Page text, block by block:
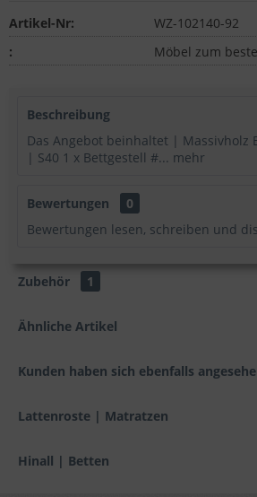
Artikel-Nr:
WZ-102140-92
:
Möbel zum
Beschreibung
Das Angebot beinhaltet | Massivholz
| S40 1 x Bettgestell #... mehr
Bewertungen
0
Bewertungen lesen, schreiben und
Zubehör 1
Ähnliche Artikel
Kunden haben sich ebenfalls
Lattenroste | Matratzen
Hinall | Betten